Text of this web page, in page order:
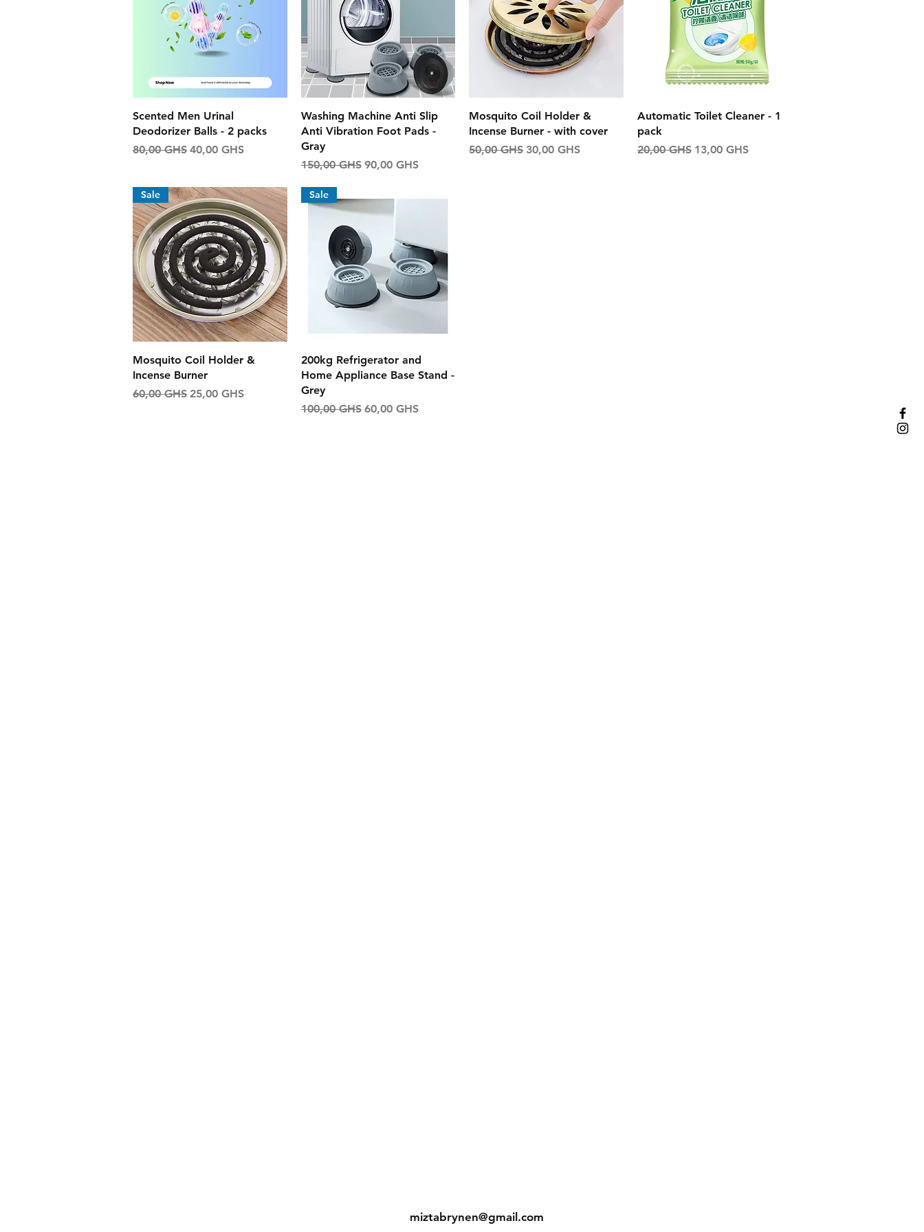
Aperçu rapide
Scented Men Urinal
Deodorizer Balls - 2 packs
Prix original
80,00 GHS Prix promotionnel
40,00 GHS
Aperçu rapide
Washing Machine Anti Slip
Anti Vibration Foot Pads -
Gray
Prix original
150,00 GHS Prix promotionnel
90,00 GHS
Aperçu rapide
Mosquito Coil Holder &
Incense Burner - with cover
Prix original
50,00 GHS Prix promotionnel
30,00 GHS
Aperçu rapide
Automatic Toilet Cleaner - 1
pack
Prix original
20,00 GHS Prix promotionnel
13,00 GHS
Aperçu rapide
Sale
Mosquito Coil Holder &
Incense Burner
Prix original
60,00 GHS Prix promotionnel
25,00 GHS
Aperçu rapide
Sale
200kg Refrigerator and
Home Appliance Base Stand -
Grey
Prix original
100,00 GHS Prix promotionnel
60,00 GHS
miztabrynen@gmail.com